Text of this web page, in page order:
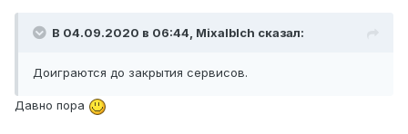
В 04.09.2020 в 06:44, Mixalblch сказал:
Доиграются до закрытия сервисов.
Давно пора